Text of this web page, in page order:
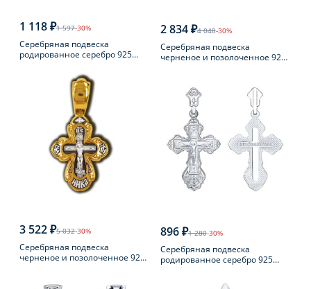
1 118 ₽1 597-30%
Серебряная подвеска
родированное серебро 925
2 834 ₽4 048-30%
Серебряная подвеска
черненое и позолоченное 925
3 522 ₽5 032-30%
Серебряная подвеска
черненое и позолоченное 925
896 ₽1 280-30%
Серебряная подвеска
родированное серебро 925